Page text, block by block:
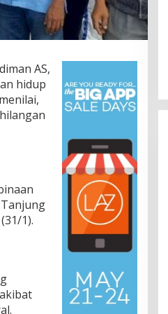
AS,
hidup
1).
Lari 10K Meriahkan HUT
Kodam XXI/Radin Inten
| 5 Agustus 2026